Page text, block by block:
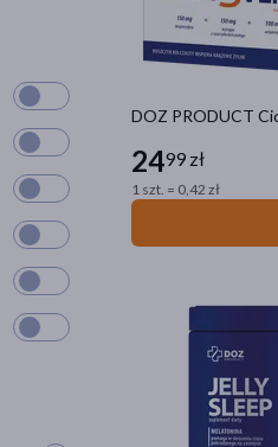
DOZ PRODUCT
2499 zł
1 szt. = 0,42 zł